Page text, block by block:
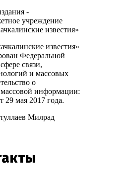
-
учреждение
известия»
известия»
Федеральной
связи,
и массовых
о
массовой информации:
мая 2017 года.
Милрад